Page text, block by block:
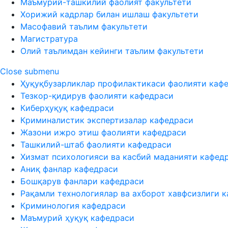
Маъмурий-ташкилий фаолият факультети
Хорижий кадрлар билан ишлаш факультети
Масофавий таълим факультети
Магистратура
Олий таълимдан кейинги таълим факультети
Close submenu
Ҳуқуқбузарликлар профилактикаси фаолияти
Тезкор-қидирув фаолияти кафедраси
Киберҳуқуқ кафедраси
Криминалистик экспертизалар кафедраси
Жазони ижро этиш фаолияти кафедраси
Ташкилий-штаб фаолияти кафедраси
Хизмат психологияси ва касбий маданияти
Аниқ фанлар кафедраси
Бошқарув фанлари кафедраси
Рақамли технологиялар ва ахборот хавфсизлиги
Криминология кафедраси
Маъмурий ҳуқуқ кафедраси